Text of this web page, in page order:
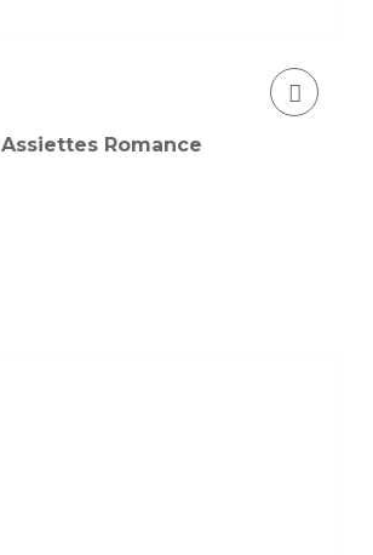
Assiettes Romance